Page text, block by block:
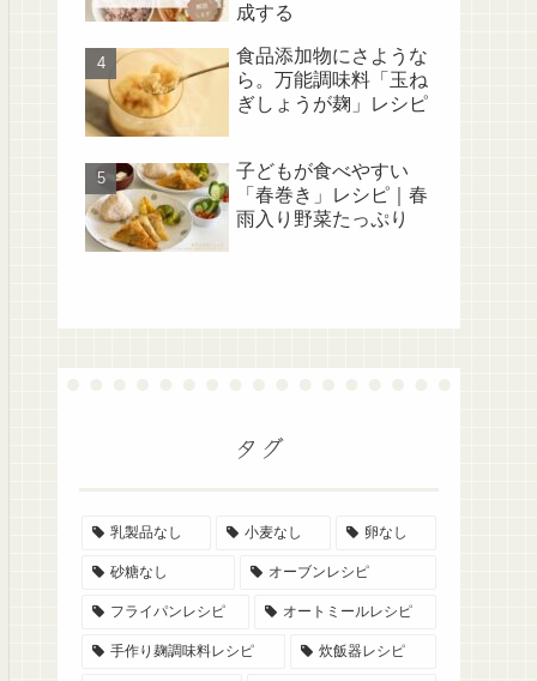
成する
食品添加物にさような
ら。万能調味料「玉ね
ぎしょうが麹」レシピ
子どもが食べやすい
「春巻き」レシピ｜春
雨入り野菜たっぷり
タグ
乳製品なし 小麦なし 卵なし
砂糖なし オーブンレシピ
フライパンレシピ オートミールレシピ
手作り麹調味料レシピ 炊飯器レシピ